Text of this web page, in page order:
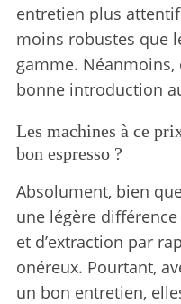
entretien plus
moins robustes que
gamme.
bonne introduction
Les machines à ce
bon espresso ?
Absolument, bien
une légère
et d’extraction par
onéreux. Pourtant,
un bon entretien,